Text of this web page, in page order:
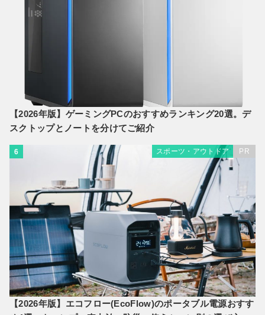
【2026年版】ゲーミングPCのおすすめランキング20選。デ
スクトップとノートを分けてご紹介
6 スポーツ・アウトドア PR
【2026年版】エコフロー(EcoFlow)のポータブル電源おすす